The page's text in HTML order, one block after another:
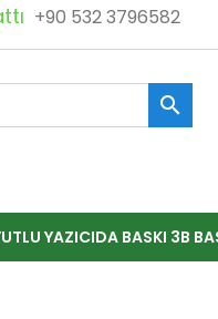
+90 532 3796582

YAZICIDA BASKI 3B